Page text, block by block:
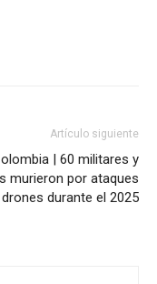
Artículo siguiente
| 60 militares y
murieron por ataques
durante el 2025